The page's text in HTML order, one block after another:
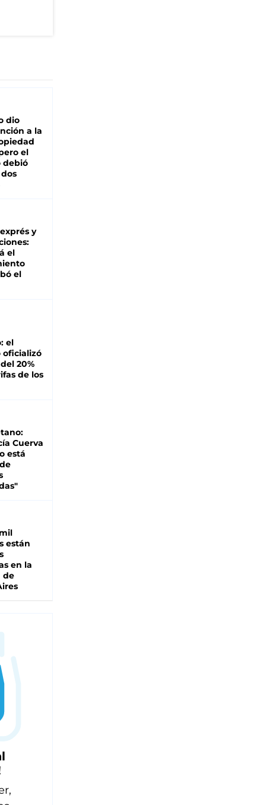
dio
a la
el
debió
y
el
el
el
oficializó
20%
de los
Cuerva
está
están
en la
de